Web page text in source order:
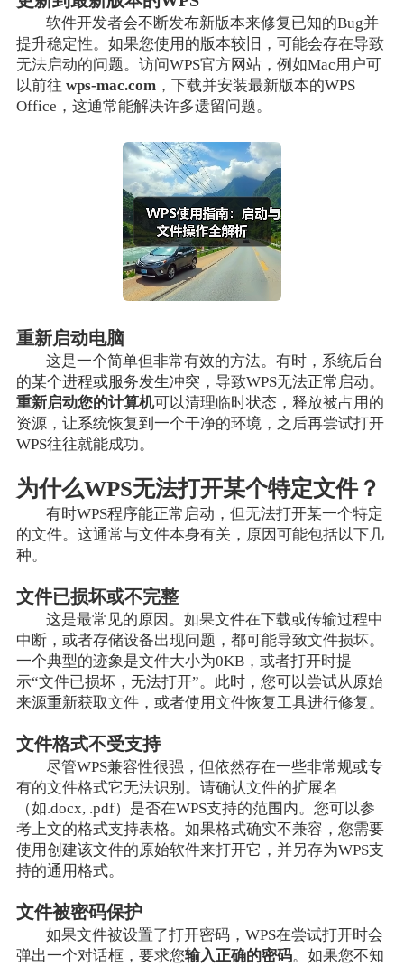
软件开发者会不断发布新版本来修复已知的Bug并
提升稳定性。如果您使用的版本较旧，可能会存在导致
无法启动的问题。访问WPS官方网站，例如Mac用户可
以前往 wps-mac.com，下载并安装最新版本的WPS
Office，这通常能解决许多遗留问题。
重新启动电脑
这是一个简单但非常有效的方法。有时，系统后台
的某个进程或服务发生冲突，导致WPS无法正常启动。
重新启动您的计算机可以清理临时状态，释放被占用的
资源，让系统恢复到一个干净的环境，之后再尝试打开
WPS往往就能成功。
为什么WPS无法打开某个特定文件？
有时WPS程序能正常启动，但无法打开某一个特定
的文件。这通常与文件本身有关，原因可能包括以下几
种。
文件已损坏或不完整
这是最常见的原因。如果文件在下载或传输过程中
中断，或者存储设备出现问题，都可能导致文件损坏。
一个典型的迹象是文件大小为0KB，或者打开时提
示“文件已损坏，无法打开”。此时，您可以尝试从原始
来源重新获取文件，或者使用文件恢复工具进行修复。
文件格式不受支持
尽管WPS兼容性很强，但依然存在一些非常规或专
有的文件格式它无法识别。请确认文件的扩展名
（如.docx, .pdf）是否在WPS支持的范围内。您可以参
考上文的格式支持表格。如果格式确实不兼容，您需要
使用创建该文件的原始软件来打开它，并另存为WPS支
持的通用格式。
文件被密码保护
如果文件被设置了打开密码，WPS在尝试打开时会
弹出一个对话框，要求您输入正确的密码。如果您不知